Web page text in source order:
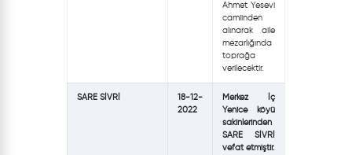
Ahmet Yesevi
camiinden
alınarak aile
mezarlığında
toprağa
verilecektir.
SARE SİVRİ
18-12-
2022
Merkez İç
Yenice köyü
sakinlerinden
SARE SİVRİ
vefat etmiştir.